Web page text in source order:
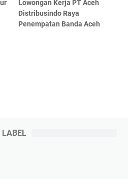
Lowongan Kerja PT Aceh
Distribusindo Raya
Penempatan Banda Aceh
LABEL